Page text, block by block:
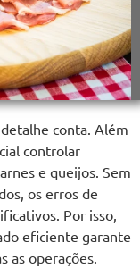
conta. Além
controlar
e queijos. Sem
os erros de
Por isso,
eficiente garante
as operações.